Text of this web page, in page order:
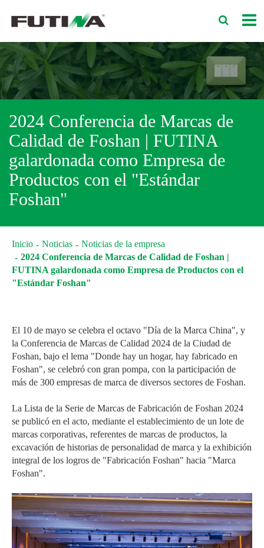
2024 Conferencia de Marcas de
Calidad de Foshan | FUTINA
galardonada como Empresa de
Productos con el "Estándar
Foshan"
Inicio Noticias
Noticias de la empresa
2024 Conferencia de Marcas de Calidad de Foshan |
FUTINA galardonada como Empresa de Productos con el
"Estándar Foshan"
El 10 de mayo se celebra el octavo "Día de la Marca China", y
la Conferencia de Marcas de Calidad 2024 de la Ciudad de
Foshan, bajo el lema "Donde hay un hogar, hay fabricado en
Foshan", se celebró con gran pompa, con la participación de
más de 300 empresas de marca de diversos sectores de Foshan.
La Lista de la Serie de Marcas de Fabricación de Foshan 2024
se publicó en el acto, mediante el establecimiento de un lote de
marcas corporativas, referentes de marcas de productos, la
excavación de historias de personalidad de marca y la exhibición
integral de los logros de "Fabricación Foshan" hacia "Marca
Foshan".